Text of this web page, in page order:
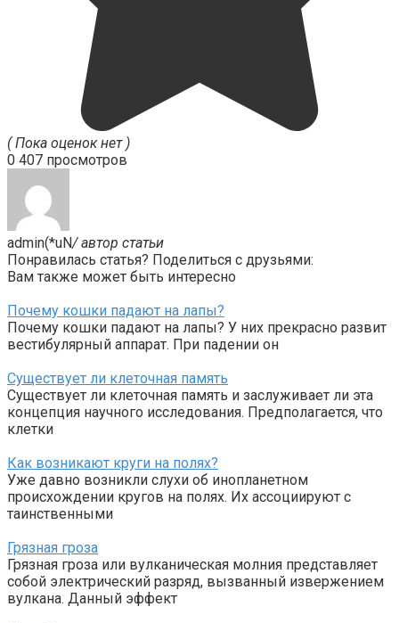
( Пока оценок нет )
0 407 просмотров
admin(*uN/ автор статьи
Понравилась статья? Поделиться с друзьями:
Вам также может быть интересно
Почему кошки падают на лапы?
Почему кошки падают на лапы? У них прекрасно развит
вестибулярный аппарат. При падении он
Существует ли клеточная память
Существует ли клеточная память и заслуживает ли эта
концепция научного исследования. Предполагается, что
клетки
Как возникают круги на полях?
Уже давно возникли слухи об инопланетном
происхождении кругов на полях. Их ассоциируют с
таинственными
Грязная гроза
Грязная гроза или вулканическая молния представляет
собой электрический разряд, вызванный извержением
вулкана. Данный эффект